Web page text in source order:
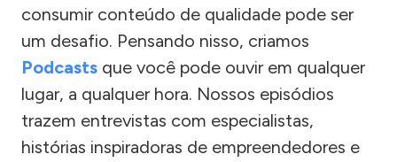
consumir conteúdo de qualidade pode ser
um desafio. Pensando nisso, criamos
Podcasts que você pode ouvir em qualquer
lugar, a qualquer hora. Nossos episódios
trazem entrevistas com especialistas,
histórias inspiradoras de empreendedores e